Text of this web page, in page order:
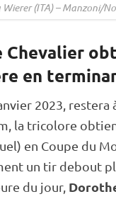
(ITA) – Manzoni/
Chevalier
en
2023,
la tricolore
) en Coupe du
un tir debout
du jour,